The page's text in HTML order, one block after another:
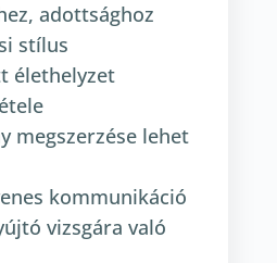
adottsághoz
stílus
élethelyzet
megszerzése lehet
kommunikáció
vizsgára való